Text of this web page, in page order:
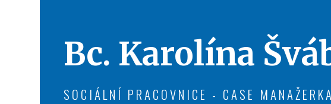
Bc. Karolína
SOCIÁLNÍ PRACOVNICE - CASE MANAŽERKA